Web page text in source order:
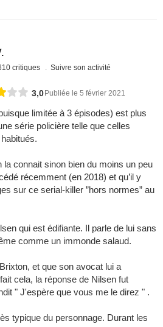
critiques Suivre son activité
3,0Publiée le 5 février 2021
limitée à 3 épisodes) est plus
série policière telle que celles
la connait sinon bien du moins un peu
récemment (en 2018) et qu’il y
sur ce serial-killer ”hors normes” au
qui est édifiante. Il parle de lui sans
comme un immonde salaud.
et que son avocat lui a
cela, la réponse de Nilsen fut
" J'espère que vous me le direz " .
typique du personnage. Durant les